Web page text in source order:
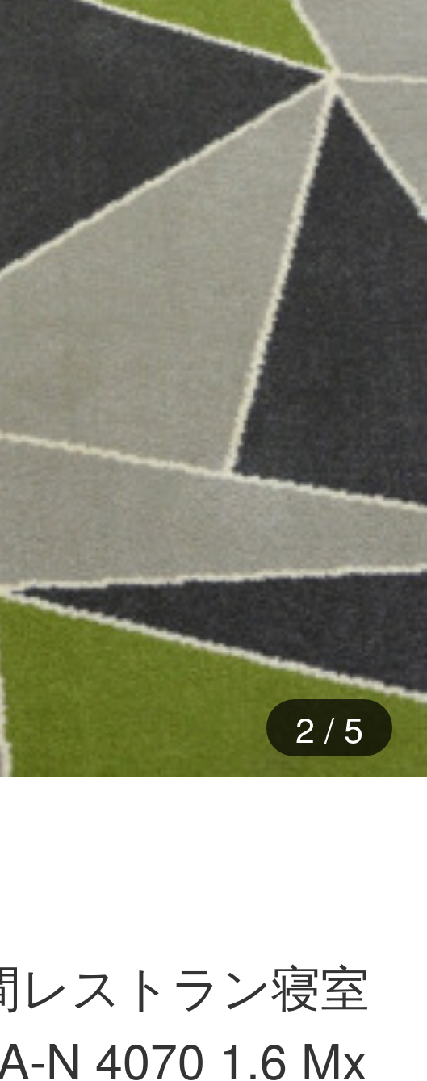
3 / 5
ストラン寝室
N 4070 1.6 Mx